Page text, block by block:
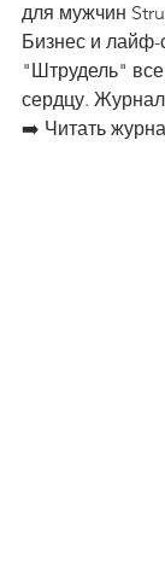
для мужчин
Бизнес и
"Штрудель"
сердцу. Журнал
➡️ Читать